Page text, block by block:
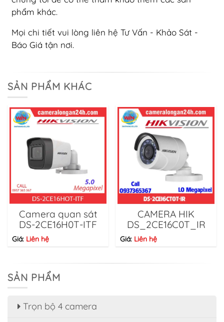
phẩm khác.
Mọi chi tiết vui lòng liên hệ Tư Vấn - Khảo Sát -
Báo Giá tận nơi.
SẢN PHẨM KHÁC
Camera quan sát
DS-2CE16H0T-ITF
Giá: Liên hệ
CAMERA HIK
DS_2CE16C0T_IR
Giá: Liên hệ
SẢN PHẨM
Trọn bộ 4 camera